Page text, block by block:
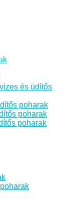
és üdítős
poharak
poharak
poharak